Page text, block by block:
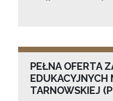
PEŁNA OFERTA
EDUKACYJNYCH
TARNOWSKIEJ